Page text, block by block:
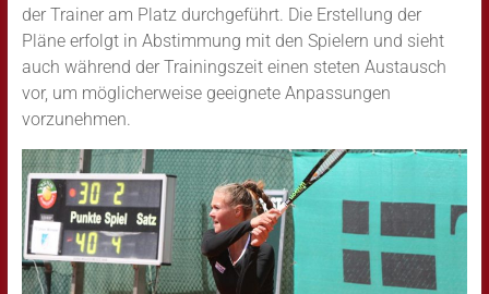
der Trainer am Platz durchgeführt. Die Erstellung der
Pläne erfolgt in Abstimmung mit den Spielern und sieht
auch während der Trainingszeit einen steten Austausch
vor, um möglicherweise geeignete Anpassungen
vorzunehmen.